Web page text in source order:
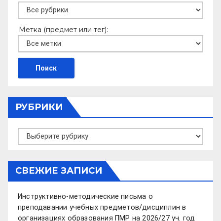
Метка (предмет или тег):
РУБРИКИ
Рубрики
СВЕЖИЕ ЗАПИСИ
Инструктивно-методические письма о
преподавании учебных предметов/дисциплин в
организациях образования ПМР на 2026/27 уч. год